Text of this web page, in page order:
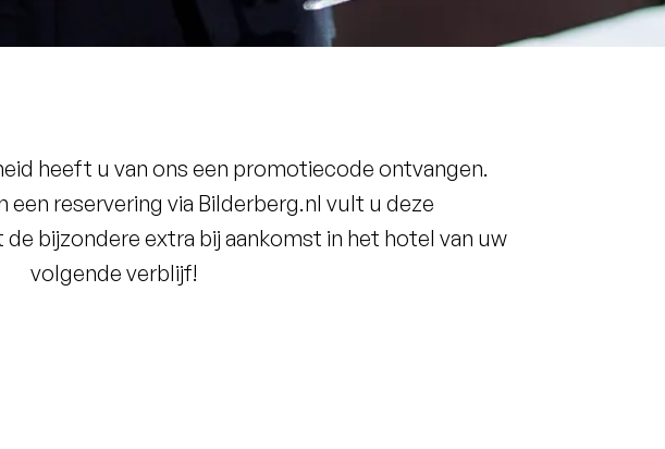
heeft u van ons een promotiecode ontvangen.
een reservering via Bilderberg.nl vult u deze
de bijzondere extra bij aankomst in het hotel van uw
volgende verblijf!